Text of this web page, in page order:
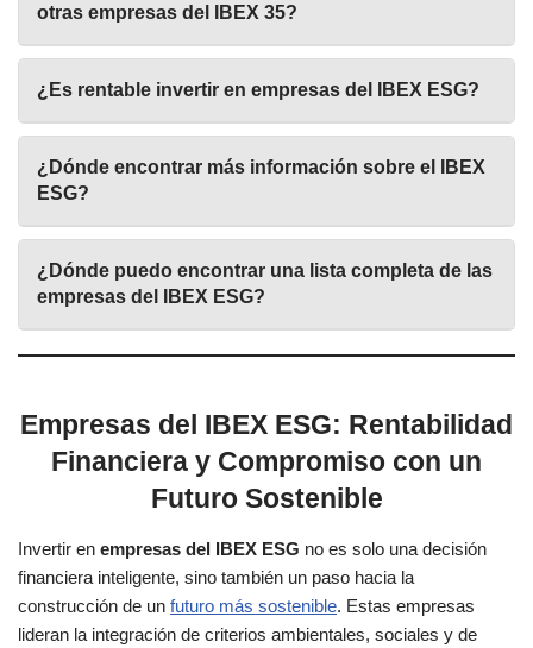
otras empresas del IBEX 35?
¿Es rentable invertir en empresas del IBEX ESG?
¿Dónde encontrar más información sobre el IBEX
ESG?
¿Dónde puedo encontrar una lista completa de las
empresas del IBEX ESG?
Empresas del IBEX ESG: Rentabilidad
Financiera y Compromiso con un
Futuro Sostenible
Invertir en empresas del IBEX ESG no es solo una decisión
financiera inteligente, sino también un paso hacia la
construcción de un futuro más sostenible. Estas empresas
lideran la integración de criterios ambientales, sociales y de